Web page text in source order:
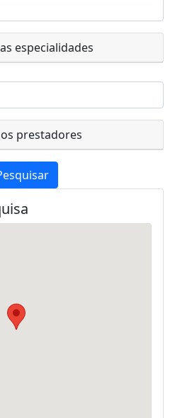
especialidades
prestadores